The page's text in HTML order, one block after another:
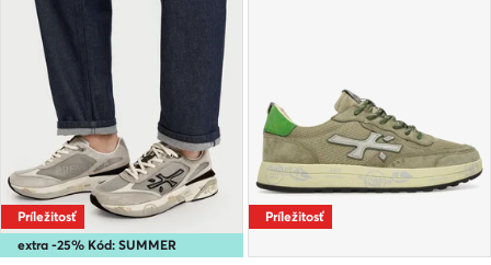
extra -25% Kód: SUMMER
Príležitosť Príležitosť